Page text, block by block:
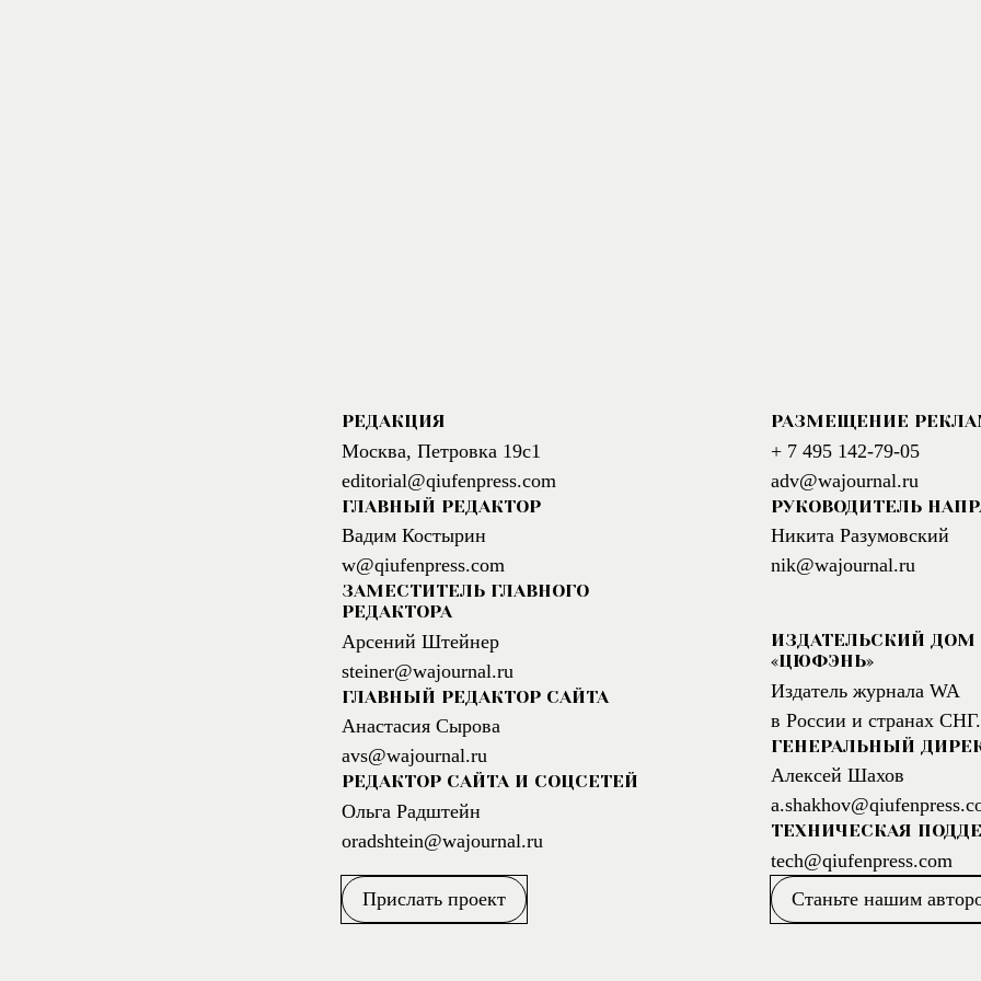
РЕДАКЦИЯ
Москва, Петровка 19с1
editorial@qiufenpress.com
ГЛАВНЫЙ РЕДАКТОР
Вадим Костырин
w@qiufenpress.com
ЗАМЕСТИТЕЛЬ ГЛАВНОГО
РЕДАКТОРА
Арсений Штейнер
steiner@wajournal.ru
ГЛАВНЫЙ РЕДАКТОР САЙТА
Анастасия Сырова
avs@wajournal.ru
РЕДАКТОР САЙТА И СОЦСЕТЕЙ
Ольга Радштейн
oradshtein@wajournal.ru
Прислать проект
РАЗМЕЩЕНИЕ
+ 7 495 142-79-05
adv@wajournal.ru
РУКОВОДИТЕЛЬ
Никита Разумовский
nik@wajournal.ru
ИЗДАТЕЛЬСКИЙ ДОМ
«ЦЮФЭНЬ»
Издатель журнала WA
в России и странах СНГ.
ГЕНЕРАЛЬНЫЙ
Алексей Шахов
ТЕХНИЧЕСКАЯ
tech@qiufenpress.com
Станьте нашим